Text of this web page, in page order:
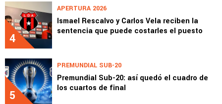
4
APERTURA 2026
Ismael Rescalvo y Carlos Vela reciben la
sentencia que puede costarles el puesto
5
PREMUNDIAL SUB-20
Premundial Sub-20: así quedó el cuadro de
los cuartos de final